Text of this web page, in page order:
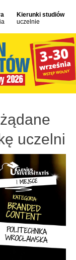
Kierunki studiów
uczelnie
uczelni